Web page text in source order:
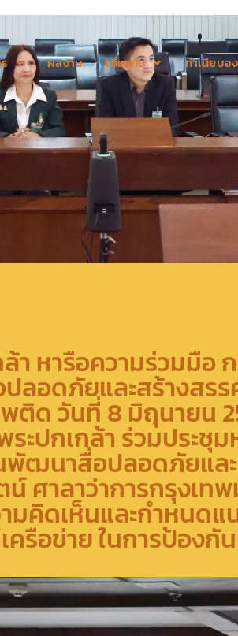
ผลงาน เกี่ยวกับ ทำเนียบอ
หารือความร่วมมือ
อดภัยและสร้างสรร
ด วันที่ 8 มิถุนายน
ะปกเกล้า ร่วมประชุ
พัฒนาสื่อปลอดภัยแล
ศาลาว่าการกรุงเท
คิดเห็นและกำหนดแ
ครือข่าย ในการป้อง